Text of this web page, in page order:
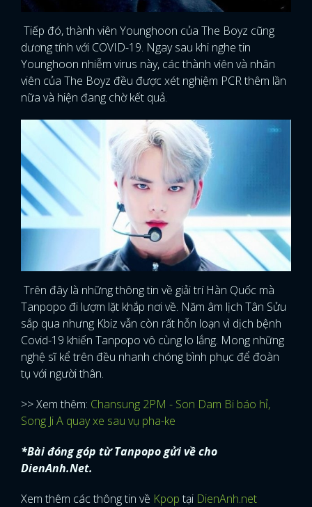
FACEBOOK GOOGLE
Tiếp đó, thành viên Younghoon của The Boyz cũng
dương tính với COVID-19. Ngay sau khi nghe tin
Younghoon nhiễm virus này, các thành viên và nhân
viên của The Boyz đều được xét nghiệm PCR thêm lần
nữa và hiện đang chờ kết quả.
Trên đây là những thông tin về giải trí Hàn Quốc mà
Tanpopo đi lượm lặt khắp nơi về. Năm âm lịch Tân Sửu
sắp qua nhưng Kbiz vẫn còn rất hỗn loạn vì dịch bệnh
Covid-19 khiến Tanpopo vô cùng lo lắng. Mong những
nghệ sĩ kể trên đều nhanh chóng bình phục để đoàn
tụ với người thân.
>> Xem thêm: Chansung 2PM - Son Dam Bi báo hỉ,
Song Ji A quay xe sau vụ pha-ke
*Bài đóng góp từ Tanpopo gửi về cho
DienAnh.Net.
Xem thêm các thông tin về Kpop tại DienAnh.net